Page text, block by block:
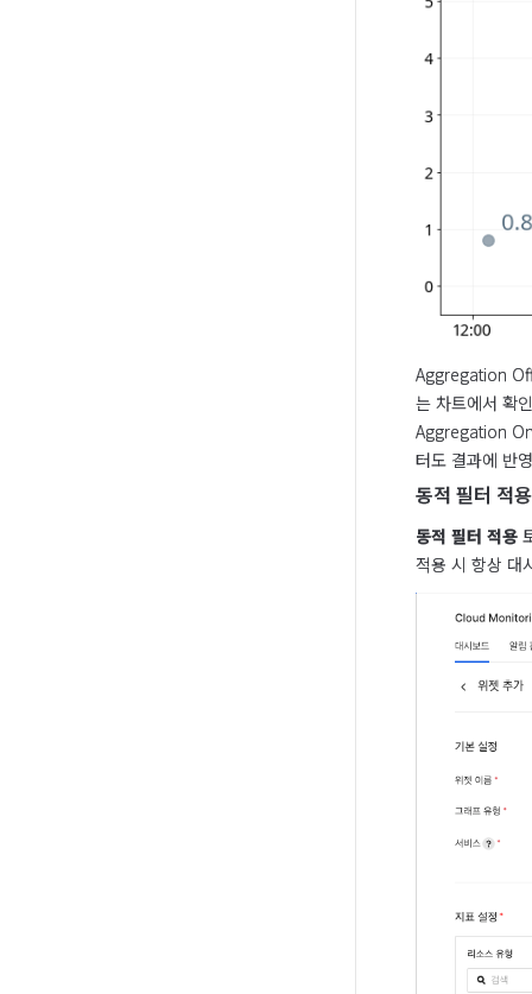
Aggregation
는 차트에서 확
Aggregation
터도 결과에 반
동적 필터 적용
동적 필터 적용
적용 시 항상 대